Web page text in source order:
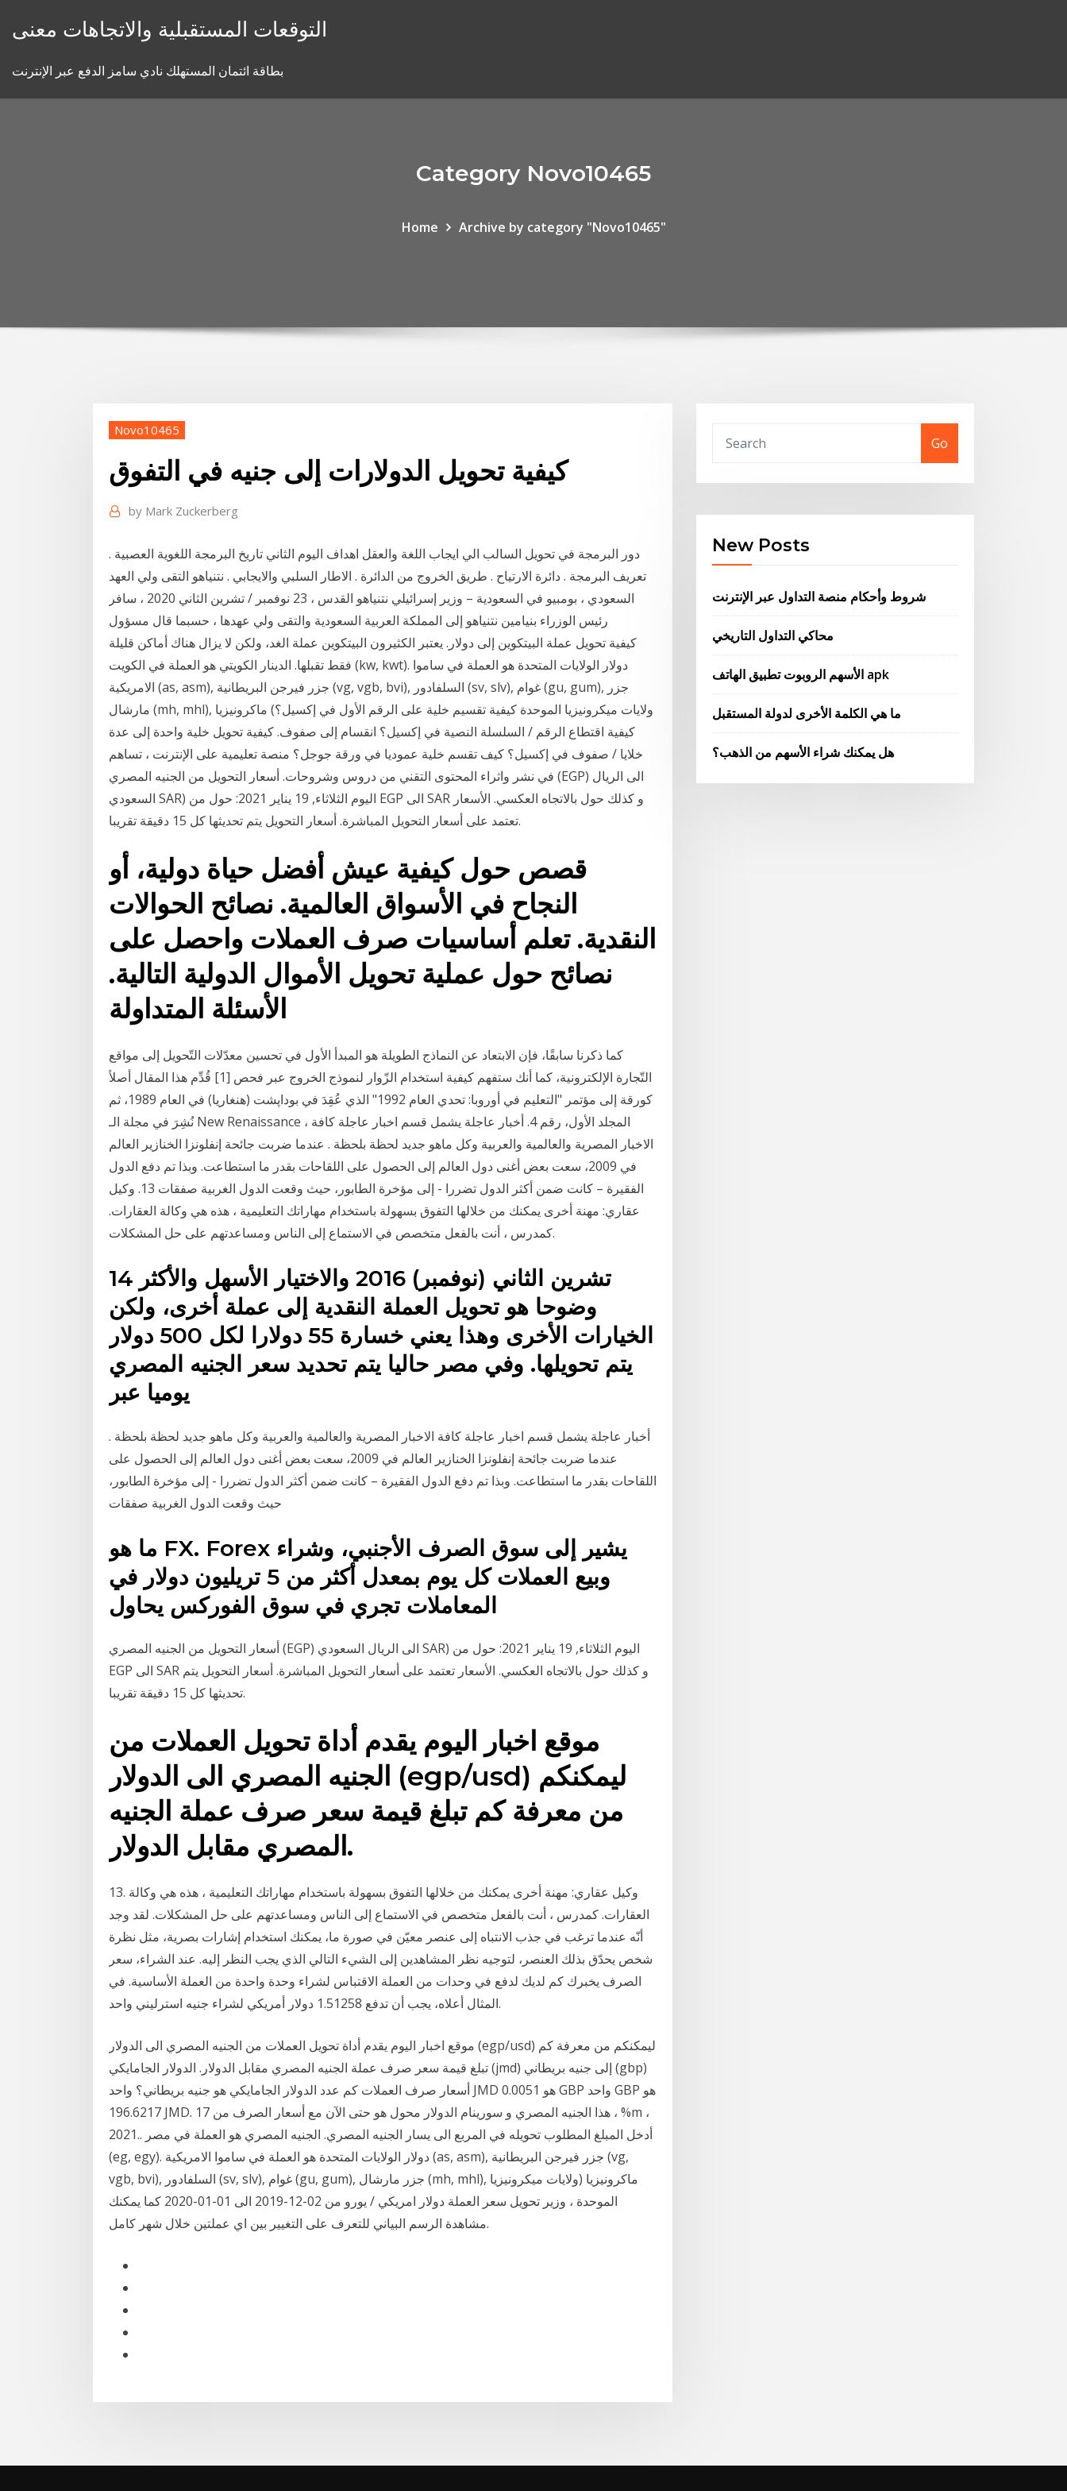
التوقعات المستقبلية والاتجاهات معنى
بطاقة ائتمان المستهلك نادي سامز الدفع عبر الإنترنت
Category Novo10465
Home Archive by category "Novo10465"
Novo10465
كيفية تحويل الدولارات إلى جنيه في التفوق
by Mark Zuckerberg
دور البرمجة في تحويل السالب الي ايجاب اللغة والعقل اهداف اليوم الثاني تاريخ البرمجة اللغوية العصبية .
تعريف البرمجة . دائرة الارتياح . طريق الخروج من الدائرة . الاطار السلبي والايجابي . نتنياهو التقى ولي العهد
السعودي ، بومبيو في السعودية – وزير إسرائيلي نتنياهو القدس ، 23 نوفمبر / تشرين الثاني 2020 ، سافر
رئيس الوزراء بنيامين نتنياهو إلى المملكة العربية السعودية والتقى ولي عهدها ، حسبما قال مسؤول
كيفية تحويل عملة البيتكوين إلى دولار. يعتبر الكثيرون البيتكوين عملة الغد، ولكن لا يزال هناك أماكن قليلة
فقط تقبلها. الدينار الكويتي هو العملة في الكويت (kw, kwt). دولار الولايات المتحدة هو العملة في ساموا
الامريكية (as, asm), جزر فيرجن البريطانية (vg, vgb, bvi), السلفادور (sv, slv), غوام (gu, gum), جزر
مارشال (mh, mhl), ماكرونيزيا (ولايات ميكرونيزيا الموحدة كيفية تقسيم خلية على الرقم الأول في إكسيل؟
كيفية اقتطاع الرقم / السلسلة النصية في إكسيل؟ انقسام إلى صفوف. كيفية تحويل خلية واحدة إلى عدة
خلايا / صفوف في إكسيل؟ كيف تقسم خلية عموديا في ورقة جوجل؟ منصة تعليمية على الإنترنت ، تساهم
في نشر واثراء المحتوى التقني من دروس وشروحات. أسعار التحويل من الجنيه المصري (EGP) الى الريال
السعودي SAR) اليوم الثلاثاء, 19 يناير 2021: حول من EGP الى SAR و كذلك حول بالاتجاه العكسي. الأسعار
تعتمد على أسعار التحويل المباشرة. أسعار التحويل يتم تحديثها كل 15 دقيقة تقريبا.
قصص حول كيفية عيش أفضل حياة دولية، أو
النجاح في الأسواق العالمية. نصائح الحوالات
النقدية. تعلم أساسيات صرف العملات واحصل على
نصائح حول عملية تحويل الأموال الدولية التالية.
الأسئلة المتداولة
كما ذكرنا سابقًا، فإن الابتعاد عن النماذج الطويلة هو المبدأ الأول في تحسين معدّلات التّحويل إلى مواقع
التّجارة الإلكترونية، كما أنك ستفهم كيفية استخدام الزّوار لنموذج الخروج عبر فحص [1] قُدِّم هذا المقال أصلاً
كورقة إلى مؤتمر "التعليم في أوروبا: تحدي العام 1992" الذي عُقِدَ في بوداپشت (هنغاريا) في العام 1989، ثم
نُشِرَ في مجلة الـ New Renaissance ، المجلد الأول، رقم 4. أخبار عاجلة يشمل قسم اخبار عاجلة كافة
الاخبار المصرية والعالمية والعربية وكل ماهو جديد لحظة بلحظة . عندما ضربت جائحة إنفلونزا الخنازير العالم
في 2009، سعت بعض أغنى دول العالم إلى الحصول على اللقاحات بقدر ما استطاعت. وبذا تم دفع الدول
الفقيرة – كانت ضمن أكثر الدول تضررا - إلى مؤخرة الطابور، حيث وقعت الدول الغربية صفقات 13. وكيل
عقاري: مهنة أخرى يمكنك من خلالها التفوق بسهولة باستخدام مهاراتك التعليمية ، هذه هي وكالة العقارات.
كمدرس ، أنت بالفعل متخصص في الاستماع إلى الناس ومساعدتهم على حل المشكلات.
14 تشرين الثاني (نوفمبر) 2016 والاختيار الأسهل والأكثر
وضوحا هو تحويل العملة النقدية إلى عملة أخرى، ولكن
الخيارات الأخرى وهذا يعني خسارة 55 دولارا لكل 500 دولار
يتم تحويلها. وفي مصر حاليا يتم تحديد سعر الجنيه المصري
يوميا عبر
أخبار عاجلة يشمل قسم اخبار عاجلة كافة الاخبار المصرية والعالمية والعربية وكل ماهو جديد لحظة بلحظة .
عندما ضربت جائحة إنفلونزا الخنازير العالم في 2009، سعت بعض أغنى دول العالم إلى الحصول على
اللقاحات بقدر ما استطاعت. وبذا تم دفع الدول الفقيرة – كانت ضمن أكثر الدول تضررا - إلى مؤخرة الطابور،
حيث وقعت الدول الغربية صفقات
ما هو FX. Forex يشير إلى سوق الصرف الأجنبي، وشراء
وبيع العملات كل يوم بمعدل أكثر من 5 تريليون دولار في
المعاملات تجري في سوق الفوركس يحاول
أسعار التحويل من الجنيه المصري (EGP) الى الريال السعودي SAR) اليوم الثلاثاء, 19 يناير 2021: حول من
EGP الى SAR و كذلك حول بالاتجاه العكسي. الأسعار تعتمد على أسعار التحويل المباشرة. أسعار التحويل يتم
تحديثها كل 15 دقيقة تقريبا.
موقع اخبار اليوم يقدم أداة تحويل العملات من
الجنيه المصري الى الدولار (egp/usd) ليمكنكم
من معرفة كم تبلغ قيمة سعر صرف عملة الجنيه
المصري مقابل الدولار.
13. وكيل عقاري: مهنة أخرى يمكنك من خلالها التفوق بسهولة باستخدام مهاراتك التعليمية ، هذه هي وكالة
العقارات. كمدرس ، أنت بالفعل متخصص في الاستماع إلى الناس ومساعدتهم على حل المشكلات. لقد وجد
أنّه عندما ترغب في جذب الانتباه إلى عنصر معيّن في صورة ما، يمكنك استخدام إشارات بصرية، مثل نظرة
شخص يحدّق بذلك العنصر، لتوجيه نظر المشاهدين إلى الشيء التالي الذي يجب النظر إليه. عند الشراء، سعر
الصرف يخبرك كم لديك لدفع في وحدات من العملة الاقتباس لشراء وحدة واحدة من العملة الأساسية. في
المثال أعلاه، يجب أن تدفع 1.51258 دولار أمريكي لشراء جنيه استرليني واحد.
موقع اخبار اليوم يقدم أداة تحويل العملات من الجنيه المصري الى الدولار (egp/usd) ليمكنكم من معرفة كم
تبلغ قيمة سعر صرف عملة الجنيه المصري مقابل الدولار. الدولار الجامايكي (jmd) إلى جنيه بريطاني (gbp)
أسعار صرف العملات كم عدد الدولار الجامايكي هو جنيه بريطاني؟ واحد JMD هو 0.0051 GBP واحد GBP هو
196.6217 JMD. هذا الجنيه المصري و سورينام الدولار محول هو حتى الآن مع أسعار الصرف من 17 ، %m ،
2021.. أدخل المبلغ المطلوب تحويله في المربع الى يسار الجنيه المصري. الجنيه المصري هو العملة في مصر
(eg, egy). دولار الولايات المتحدة هو العملة في ساموا الامريكية (as, asm), جزر فيرجن البريطانية (vg,
vgb, bvi), السلفادور (sv, slv), غوام (gu, gum), جزر مارشال (mh, mhl), ماكرونيزيا (ولايات ميكرونيزيا
الموحدة ، وزير تحويل سعر العملة دولار امريكي / يورو من 02-12-2019 الى 01-01-2020 كما يمكنك
مشاهدة الرسم البياني للتعرف على التغيير بين اي عملتين خلال شهر كامل.
Go
New Posts
شروط وأحكام منصة التداول عبر الإنترنت
محاكي التداول التاريخي
الأسهم الروبوت تطبيق الهاتف apk
ما هي الكلمة الأخرى لدولة المستقبل
هل يمكنك شراء الأسهم من الذهب؟